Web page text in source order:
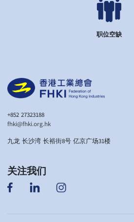
+852 27323188
fhki@fhki.org.hk
九龙 长沙湾 长裕街8号 亿京广场31楼
关注我们
职位空缺